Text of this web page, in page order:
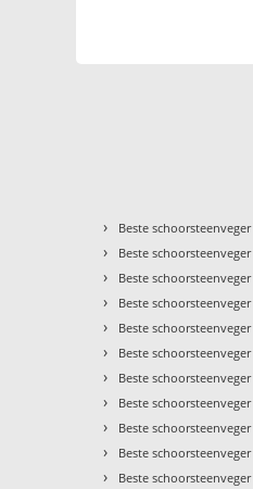
› Beste
› Beste
› Beste
› Beste
› Beste
› Beste
› Beste
› Beste
› Beste
› Beste
› Beste